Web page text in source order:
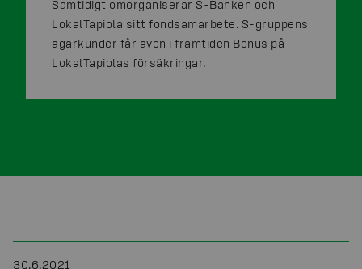
Samtidigt omorganiserar S-Banken och
LokalTapiola sitt fondsamarbete. S-gruppens
ägarkunder får även i framtiden Bonus på
LokalTapiolas försäkringar.
30.6.2021